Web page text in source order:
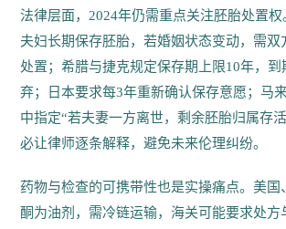
法律层面，2024年仍需重点关注胚胎处置
夫妇长期保存胚胎，若婚姻状态变动，需双
处置；希腊与捷克规定保存期上限10年，
弃；日本要求每3年重新确认保存意愿；马
中指定“若夫妻一方离世，剩余胚胎归属存
必让律师逐条解释，避免未来伦理纠纷。
药物与检查的可携带性也是实操痛点。美国
酮为油剂，需冷链运输，海关可能要求处方